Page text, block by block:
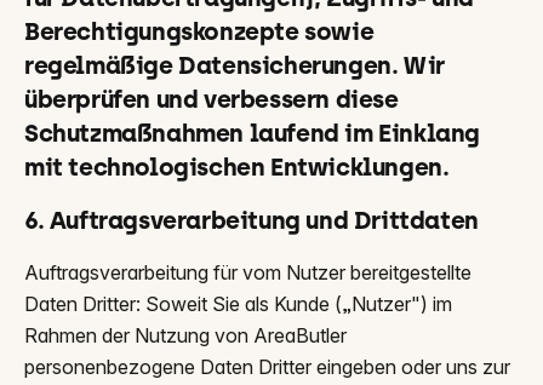
Berechtigungskonzepte sowie
regelmäßige Datensicherungen. Wir
überprüfen und verbessern diese
Schutzmaßnahmen laufend im Einklang
mit technologischen Entwicklungen.
6. Auftragsverarbeitung und Drittdaten
Auftragsverarbeitung für vom Nutzer bereitgestellte
Daten Dritter: Soweit Sie als Kunde („Nutzer") im
Rahmen der Nutzung von AreaButler
personenbezogene Daten Dritter eingeben oder uns zur